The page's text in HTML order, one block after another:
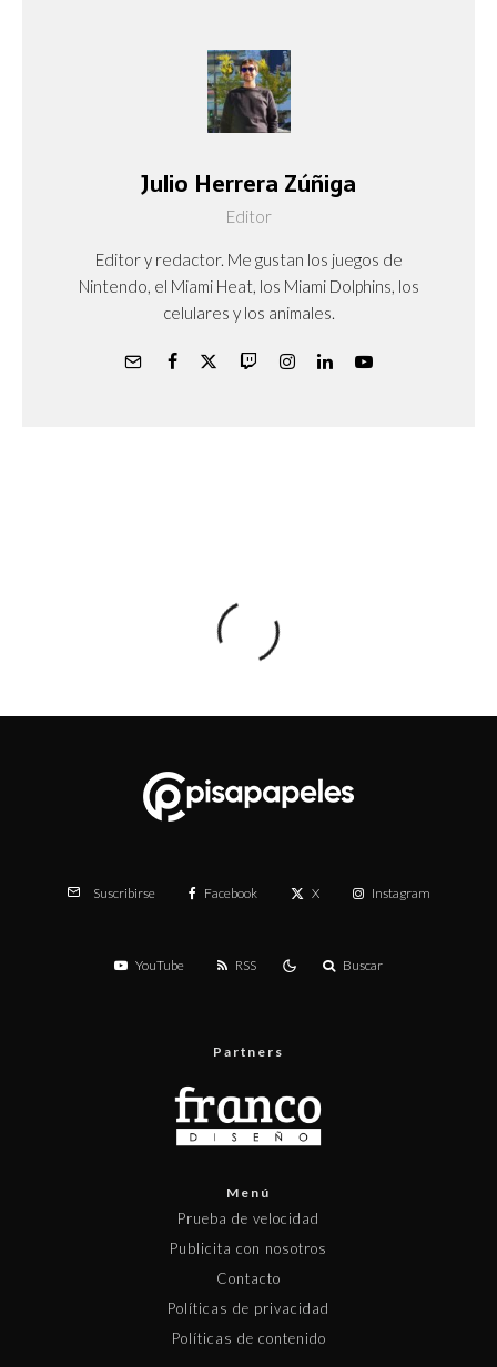
Julio Herrera Zúñiga
Editor
Editor y redactor. Me gustan los juegos de
Nintendo, el Miami Heat, los Miami Dolphins, los
celulares y los animales.
Suscribirse Facebook X Instagram
YouTube RSS Buscar
Partners
Menú
Prueba de velocidad
Publicita con nosotros
Contacto
Políticas de privacidad
Políticas de contenido